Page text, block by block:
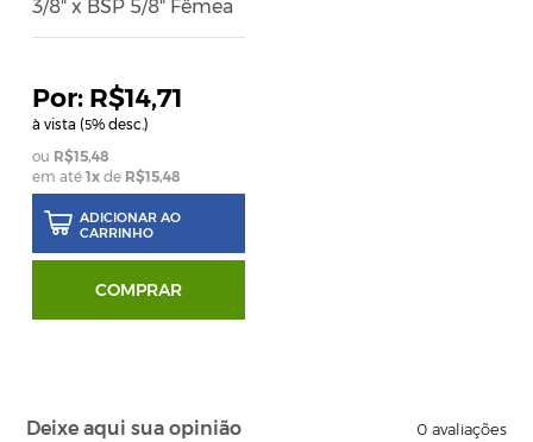
3/8" x BSP 5/8" Fêmea
R$14,71
à vista (5% desc.)
R$15,48
em até1x de R$15,48
ADICIONAR AO
CARRINHO
COMPRAR
Deixe aqui sua opinião 0avaliações